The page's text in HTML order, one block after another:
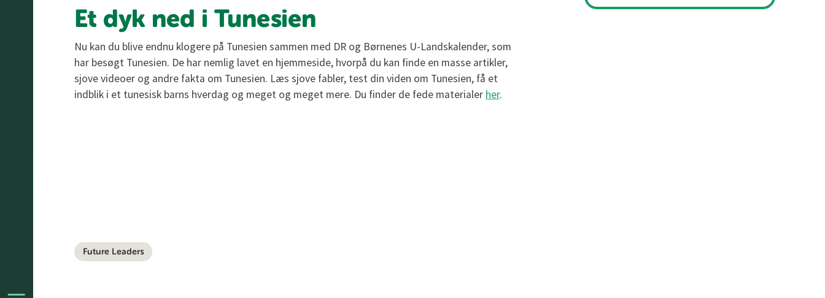
Et dyk ned i Tunesien
Nu kan du blive endnu klogere på Tunesien sammen med DR og Børnenes U-Landskalender, som
har besøgt Tunesien. De har nemlig lavet en hjemmeside, hvorpå du kan finde en masse artikler,
sjove videoer og andre fakta om Tunesien. Læs sjove fabler, test din viden om Tunesien, få et
indblik i et tunesisk barns hverdag og meget og meget mere. Du finder de fede materialer her.
Future Leaders